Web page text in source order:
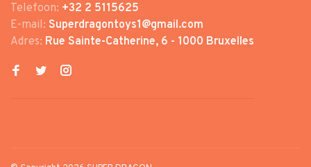
Telefoon: +32 2 5115625
E-mail: Superdragontoys1@gmail.com
Adres: Rue Sainte-Catherine, 6 - 1000 Bruxelles